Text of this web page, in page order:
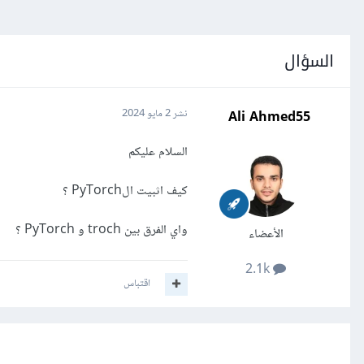
السؤال
Ali Ahmed55
الأعضاء
نشر2 مايو 2024
السلام عليكم
كيف اثبيت الPyTorch ؟
واي الفرق بين troch و PyTorch ؟
اقتباس